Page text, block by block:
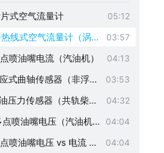
式空气流量计 05:12
线式空气流量计（涡轮
03:57
喷油嘴电流（汽油机） 04:13
式曲轴传感器（非浮地
03:53
压力传感器（共轨柴油
04:32
喷油嘴电压（汽油机
04:04
喷油嘴电压 vs 电流 （
04:04